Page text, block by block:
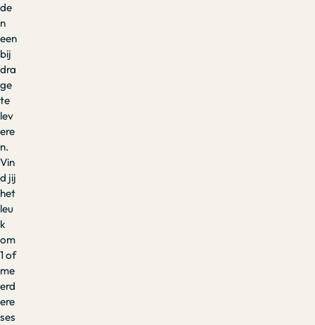
de
n
een
bij
dra
ge
te
lev
ere
n.
Vin
d jij
het
leu
k
om
1 of
me
erd
ere
ses